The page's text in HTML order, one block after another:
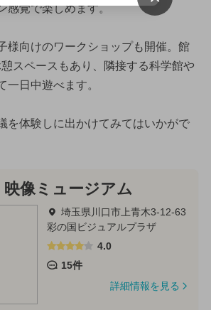
感覚で楽しめます。
様向けのワークショップも開催。館
スペースもあり、隣接する科学館や
一日中遊べます。
を体験しに出かけてみてはいかがで
像ミュージアム
埼玉県川口市上青木3-12-63
彩の国ビジュアルプラザ
4.0
15件
詳細情報を見る